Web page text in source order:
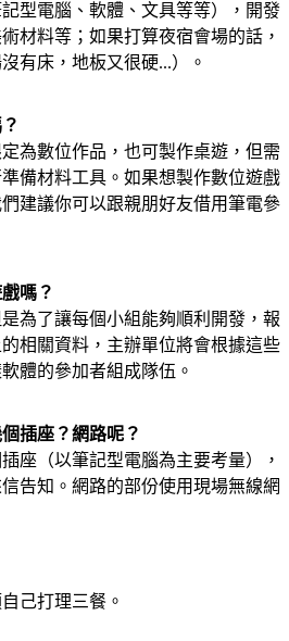
型電腦、軟體、文具等等），開發
材料等；如果打算夜宿會場的話，
有床，地板又很硬...）。
為數位作品，也可製作桌遊，但需
備材料工具。如果想製作數位遊戲
建議你可以跟親朋好友借用筆電參
嗎？
為了讓每個小組能夠順利開發，報
相關資料，主辦單位將會根據這些
體的參加者組成隊伍。
插座？網路呢？
座（以筆記型電腦為主要考量），
告知。網路的部份使用現場無線網
己打理三餐。